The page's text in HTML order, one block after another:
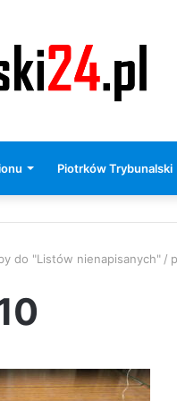
Piotrków Trybunalski
do "Listów nienapisanych" /